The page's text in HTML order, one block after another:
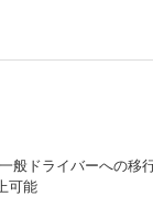
般ドライバーへの移
可能